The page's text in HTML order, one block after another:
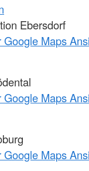
Ebersdorf
Google Maps
Google Maps
Google Maps